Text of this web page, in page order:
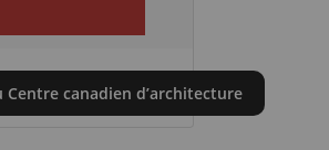
Centre canadien d’architecture